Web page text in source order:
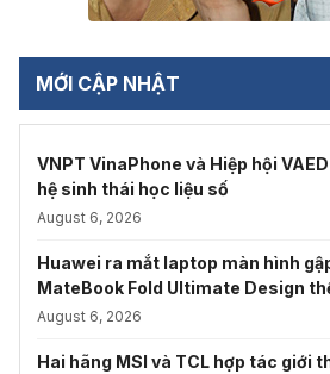
MỚI CẬP NHẬT
VNPT VinaPhone và Hiệp hội
hệ sinh thái học liệu số
August 6, 2026
Huawei ra mắt laptop màn hình
MateBook Fold Ultimate Design
August 6, 2026
Hai hãng MSI và TCL hợp tác giới